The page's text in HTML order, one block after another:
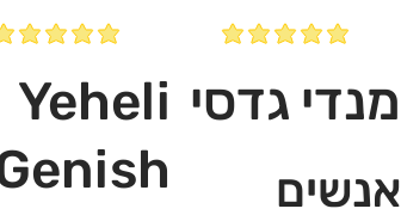
Yeheli מנדי גדסי
אנשים